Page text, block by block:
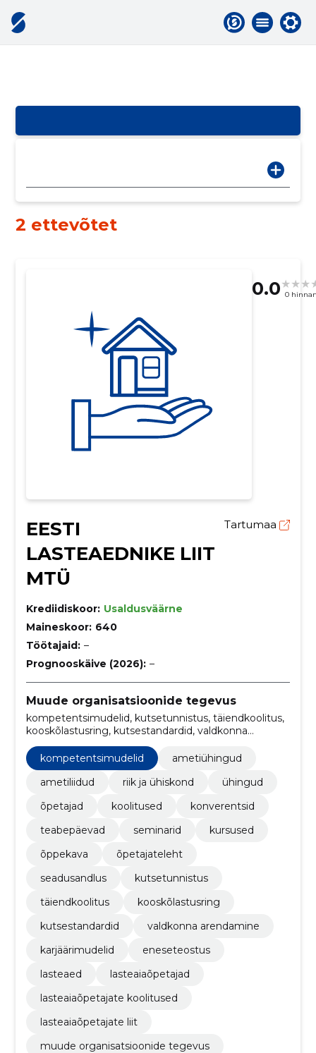
2 ettevõtet
0.0 0
EESTI
LASTEAEDNIKE LIIT
MTÜ
Tartumaa
Krediidiskoor: Usaldusväärne
Maineskoor: 640
Töötajaid: –
Prognooskäive (2026): –
Muude organisatsioonide tegevus
kompetentsimudelid, kutsetunnistus, täiendkoolitus,
kooskõlastusring, kutsestandardid, valdkonna
arendamine, karjäärimudelid, lasteaiaõpetajad,
lasteaiaõpetajate liit, lasteaiaõpetajate koolitused
kompetentsimudelid
ametiühingud
ametiliidud
riik ja ühiskond
ühingud
õpetajad
koolitused
konverentsid
teabepäevad
seminarid
kursused
õppekava
õpetajateleht
seadusandlus
kutsetunnistus
täiendkoolitus
kooskõlastusring
kutsestandardid
valdkonna arendamine
karjäärimudelid
eneseteostus
lasteaed
lasteaiaõpetajad
lasteaiaõpetajate koolitused
lasteaiaõpetajate liit
muude organisatsioonide tegevus